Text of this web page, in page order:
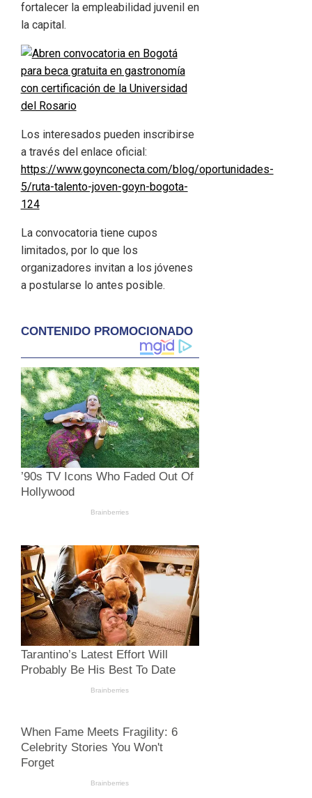
fortalecer la empleabilidad juvenil en
la capital.
Los interesados pueden inscribirse
a través del enlace oficial:
https://www.goynconecta.com/blog/oportunidades-
5/ruta-talento-joven-goyn-bogota-
124
La convocatoria tiene cupos
limitados, por lo que los
organizadores invitan a los jóvenes
a postularse lo antes posible.